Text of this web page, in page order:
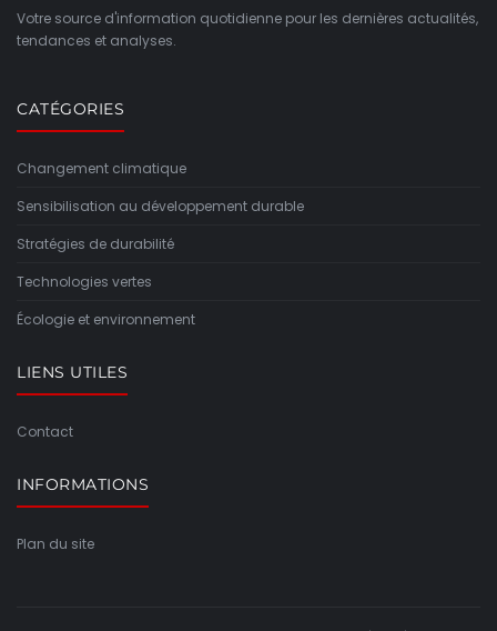
Votre source d'information quotidienne pour les dernières actualités,
tendances et analyses.
CATÉGORIES
Changement climatique
Sensibilisation au développement durable
Stratégies de durabilité
Technologies vertes
Écologie et environnement
LIENS UTILES
Contact
INFORMATIONS
Plan du site